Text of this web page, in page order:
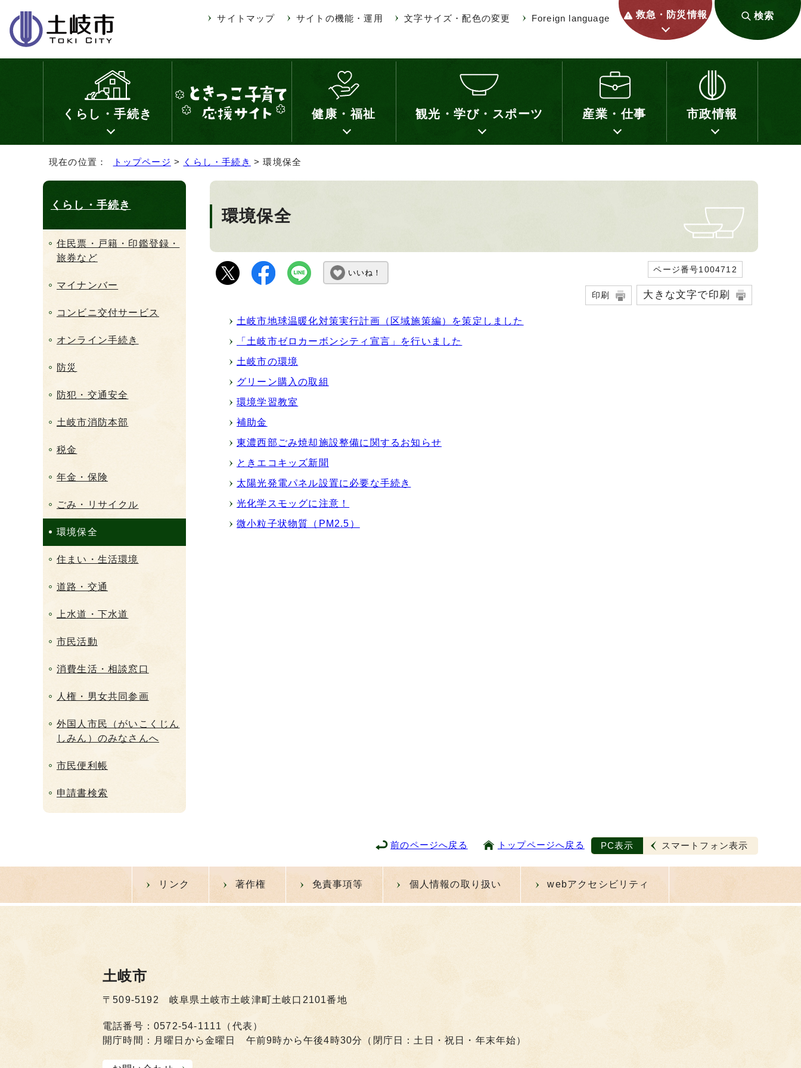
サイトマップ サイトの機能・運用 文字サイズ・配色の変更 Foreign language 救急・防災情報 検索
くらし・手続き 健康・福祉 観光・学び・スポーツ 産業・仕事 市政情報
現在の位置： トップページ > くらし・手続き > 環境保全
環境保全
いいね！ ページ番号1004712
印刷 大きな文字で印刷
土岐市地球温暖化対策実行計画（区域施策編）を策定しました
「土岐市ゼロカーボンシティ宣言」を行いました
土岐市の環境
グリーン購入の取組
環境学習教室
補助金
東濃西部ごみ焼却施設整備に関するお知らせ
ときエコキッズ新聞
太陽光発電パネル設置に必要な手続き
光化学スモッグに注意！
微小粒子状物質（PM2.5）
くらし・手続き
住民票・戸籍・印鑑登録・
旅券など
マイナンバー
コンビニ交付サービス
オンライン手続き
防災
防犯・交通安全
土岐市消防本部
税金
年金・保険
ごみ・リサイクル
環境保全
住まい・生活環境
道路・交通
上水道・下水道
市民活動
消費生活・相談窓口
人権・男女共同参画
外国人市民（がいこくじん
しみん）のみなさんへ
市民便利帳
申請書検索
前のページへ戻る トップページへ戻る PC表示 スマートフォン表示
リンク 著作権 免責事項等 個人情報の取り扱い webアクセシビリティ
土岐市
〒509-5192 岐阜県土岐市土岐津町土岐口2101番地
電話番号：0572-54-1111（代表）
開庁時間：月曜日から金曜日 午前9時から午後4時30分（閉庁日：土日・祝日・年末年始）